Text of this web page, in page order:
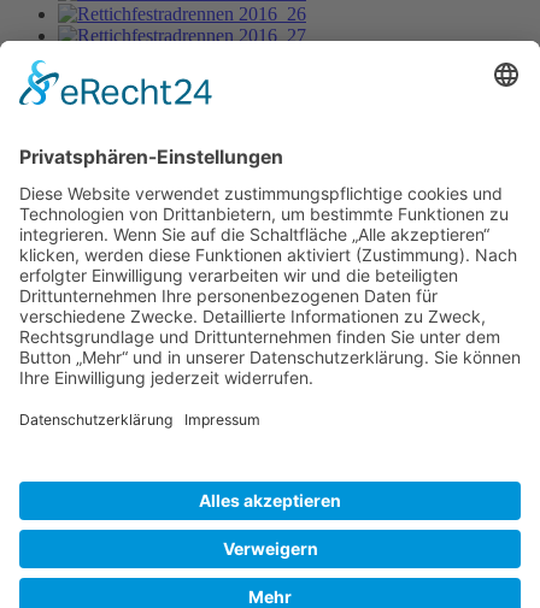
Rettichfestradrennen 2016_16
Bild-Informationen
Aktuelle Seite:
Bildergalerie
Copyright © RV 1897 Schifferstadt |
Haftungsausschluss
PDF-Satzung|Login
www.geh-online.eu